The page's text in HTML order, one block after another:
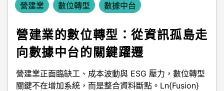
營建業 數位轉型 數據中台
營建業的數位轉型：從資訊孤島走
向數據中台的關鍵躍遷
營建業正面臨缺工、成本波動與 ESG 壓力，數位轉型
關鍵不在增加系統，而是整合資料斷點。Ln{Fusion}